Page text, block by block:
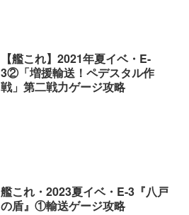
【艦これ】2021年夏イベ・E-
3②「増援輸送！ペデスタル作
戦」第二戦力ゲージ攻略
艦これ・2023夏イベ・E-3『八戸
の盾』①輸送ゲージ攻略